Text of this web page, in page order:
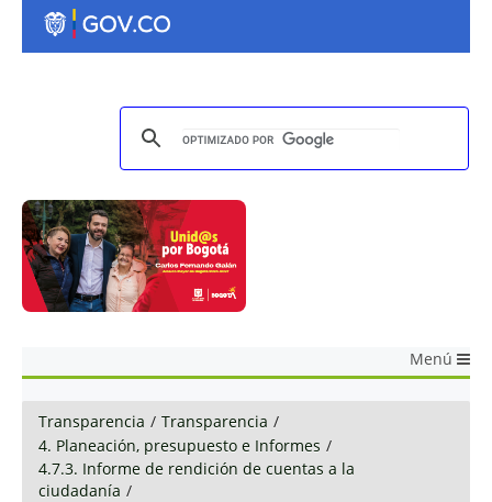
Menú
Transparencia / Transparencia /
4. Planeación, presupuesto e Informes /
4.7.3. Informe de rendición de cuentas a la
ciudadanía /